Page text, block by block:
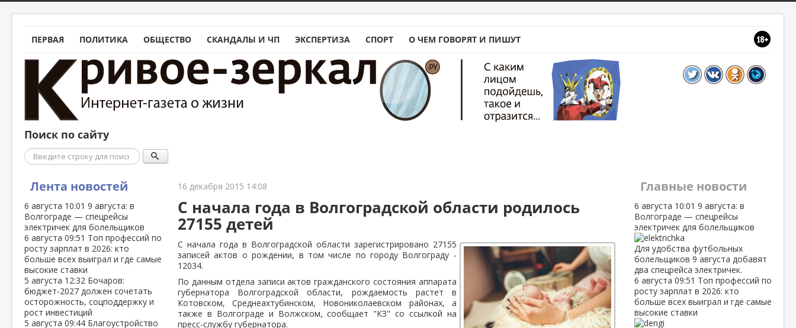
ПЕРВАЯ ПОЛИТИКА ОБЩЕСТВО СКАНДАЛЫ И ЧП ЭКСПЕРТИЗА СПОРТ О ЧЕМ ГОВОРЯТ И ПИШУТ
Поиск по сайту
Поиск
Лента новостей
6 августа 10:01 9 августа: в
Волгограде — спецрейсы
электричек для болельщиков
6 августа 09:51 Топ профессий по
росту зарплат в 2026: кто
больше всех выиграл и где самые
высокие ставки
5 августа 12:32 Бочаров:
бюджет‑2027 должен сочетать
осторожность, соцподдержку и
рост инвестиций
5 августа 09:44 Благоустройство
16 декабря 2015 14:08
С начала года в Волгоградской области родилось
27155 детей
С начала года в Волгоградской области зарегистрировано 27155
записей актов о рождении, в том числе по городу Волгограду -
12034.
По данным отдела записи актов гражданского состояния аппарата
губернатора Волгоградской области, рождаемость растет в
Котовском, Среднеахтубинском, Новониколаевском районах, а
также в Волгограде и Волжском, сообщает "КЗ" со ссылкой на
пресс-службу губернатора.
Главные новости
6 августа 10:01 9 августа: в
Волгограде — спецрейсы
электричек для болельщиков
Для удобства футбольных
болельщиков 9 августа добавят
два спецрейса электричек.
6 августа 09:51 Топ профессий по
росту зарплат в 2026: кто
больше всех выиграл и где самые
высокие ставки